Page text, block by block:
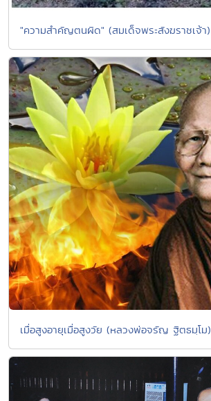
"ความสำคัญตนผิด" (สมเด็จพระสังฆราชเจ้า)
เมื่อสูงอายุเมื่อสูงวัย (หลวงพ่อจรัญ ฐิตธมฺโม)